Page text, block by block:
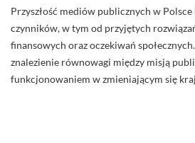
Przyszłość mediów publicznych w
czynników, w tym od przyjętych
finansowych oraz oczekiwań
znalezienie równowagi między misją
funkcjonowaniem w zmieniającym się